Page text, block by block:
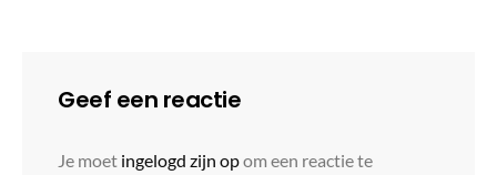
Geef een reactie
Je moet ingelogd zijn opom een reactie te